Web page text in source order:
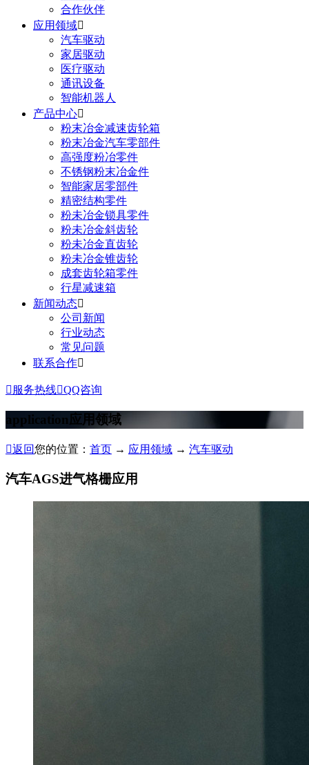
合作伙伴
应用领域
汽车驱动
家居驱动
医疗驱动
通讯设备
智能机器人
产品中心
粉末冶金减速齿轮箱
粉末冶金汽车零部件
高强度粉冶零件
不锈钢粉末冶金件
智能家居零部件
精密结构零件
粉未冶金锁具零件
粉未冶金斜齿轮
粉未冶金直齿轮
粉未冶金锥齿轮
成套齿轮箱零件
行星减速箱
新闻动态
公司新闻
行业动态
常见问题
联系合作
 服务热线QQ咨询
application 应用领域
返回您的位置： 首页 → 应用领域 → 汽车驱动
汽车AGS进气格栅应用